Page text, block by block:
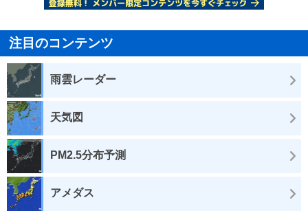
注目のコンテンツ
雨雲レーダー
天気図
PM2.5分布予測
アメダス